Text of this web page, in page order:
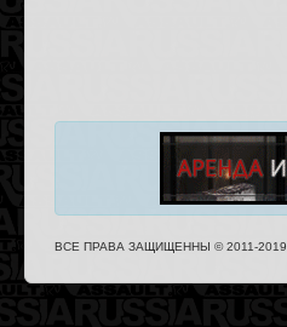
ВСЕ ПРАВА ЗАЩИЩЕННЫ © 2011-2019